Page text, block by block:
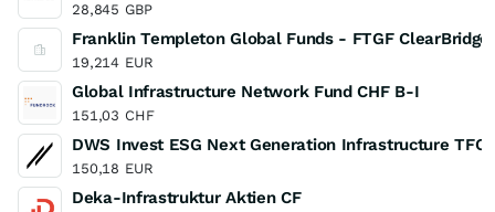
28,845 GBP
Franklin Templeton Global Funds - FTGF
19,214 EUR
Global Infrastructure Network Fund CHF B-I
151,03 CHF
DWS Invest ESG Next Generation Infrastructure TFC
150,18 EUR
Deka-Infrastruktur Aktien CF